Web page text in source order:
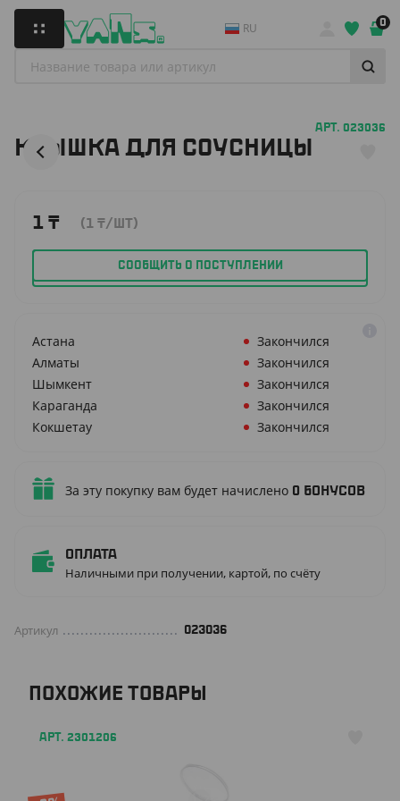
RU 0
КРЫШКА ДЛЯ СОУСНИЦЫ
АРТ. 023036
1 ₸ (1 ₸/ШТ)
СООБЩИТЬ О ПОСТУПЛЕНИИ
Астана
Закончился
Алматы
Закончился
Шымкент
Закончился
Караганда
Закончился
Кокшетау
Закончился
За эту покупку вам будет начислено 0 бонусов
Оплата
Наличными при получении, картой, по счёту
Артикул 023036
ПОХОЖИЕ ТОВАРЫ
АРТ. 2301206